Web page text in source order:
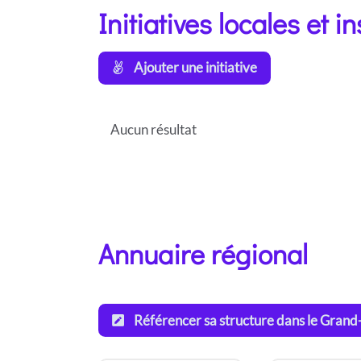
Initiatives locales et
Ajouter une initiative
Aucun résultat
Annuaire régional
Référencer sa structure dans le